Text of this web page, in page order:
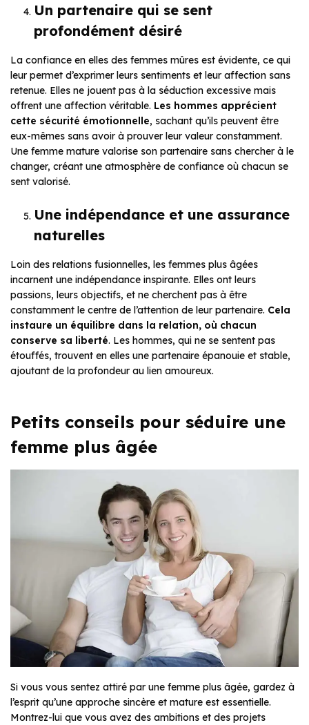
Un partenaire qui se sent
profondément désiré
La confiance en elles des femmes mûres est évidente, ce qui
leur permet d’exprimer leurs sentiments et leur affection sans
retenue. Elles ne jouent pas à la séduction excessive mais
offrent une affection véritable. Les hommes apprécient
cette sécurité émotionnelle, sachant qu’ils peuvent être
eux-mêmes sans avoir à prouver leur valeur constamment.
Une femme mature valorise son partenaire sans chercher à le
changer, créant une atmosphère de confiance où chacun se
sent valorisé.
Une indépendance et une assurance
naturelles
Loin des relations fusionnelles, les femmes plus âgées
incarnent une indépendance inspirante. Elles ont leurs
passions, leurs objectifs, et ne cherchent pas à être
constamment le centre de l’attention de leur partenaire. Cela
instaure un équilibre dans la relation, où chacun
conserve sa liberté. Les hommes, qui ne se sentent pas
étouffés, trouvent en elles une partenaire épanouie et stable,
ajoutant de la profondeur au lien amoureux.
Petits conseils pour séduire une
femme plus âgée
Si vous vous sentez attiré par une femme plus âgée, gardez à
l’esprit qu’une approche sincère et mature est essentielle.
Montrez-lui que vous avez des ambitions et des projets